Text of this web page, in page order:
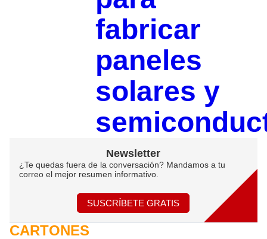
fabricar
paneles
solares y
Newsletter
¿Te quedas fuera de la conversación? Mandamos a tu
correo el mejor resumen informativo.
SUSCRÍBETE GRATIS
CARTONES